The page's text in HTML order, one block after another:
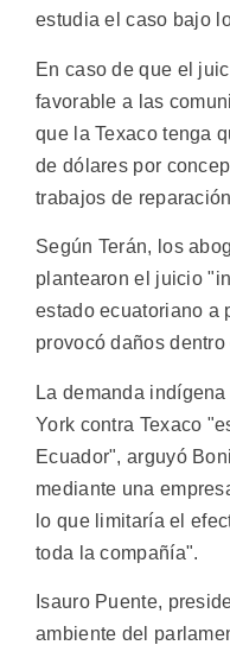
estudia el caso bajo
En caso de que el
favorable a las
que la Texaco tenga
de dólares por
trabajos de
Según Terán, los
plantearon el juicio
estado ecuatoriano a
provocó daños
La demanda
York contra Texaco
Ecuador", arguyó
mediante una
lo que limitaría el
toda la compañía".
Isauro Puente,
ambiente del